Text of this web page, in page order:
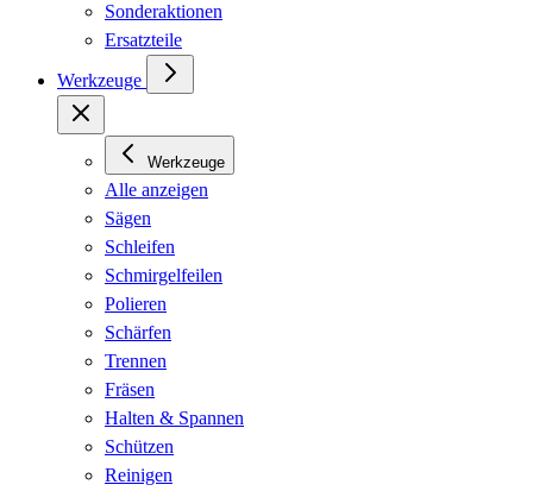
Sonderaktionen
Ersatzteile
Werkzeuge
Werkzeuge
Alle anzeigen
Sägen
Schleifen
Schmirgelfeilen
Polieren
Schärfen
Trennen
Fräsen
Halten & Spannen
Schützen
Reinigen